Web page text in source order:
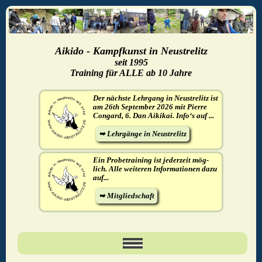
Aikido - Kampfkunst in Neustrelitz
seit 1995
Training für ALLE ab 10 Jahre
Der nächste Lehrgang in Neustrelitz ist
am 26th September 2026 mit Pierre
Congard, 6. Dan Aikikai. Info‘s auf ...
➥ Lehrgänge in Neustrelitz
Ein Pro­be­trai­ning ist je­der­zeit mög­
lich. Alle wei­te­ren In­for­ma­tio­nen dazu
auf...
➥ Mitgliedschaft